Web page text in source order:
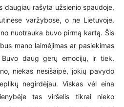
daugiau rašyta užsienio spaudoje,
varžybose, o ne Lietuvoje.
nuotrauka buvo pirmą kartą. Šis
mano laimėjimas ar pasiekimas
daug gerų emocijų, ir tiek.
niekas nesišaipė, jokių pavydo
negirdėjau. Viskas vėl eina
tas viršelis tikrai nieko